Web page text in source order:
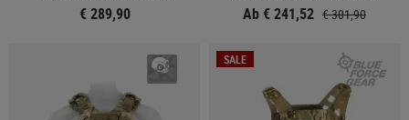
€ 289,90 Ab € 241,52 € 301,90
SALE